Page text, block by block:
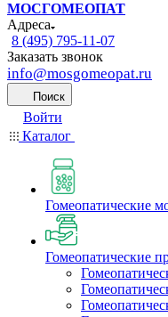
МОСГОМЕОПАТ
Адреса
8 (495) 795-11-07
Заказать звонок
info@mosgomeopat.ru
Поиск
Войти
Каталог
Гомеопатические
Гомеопатические